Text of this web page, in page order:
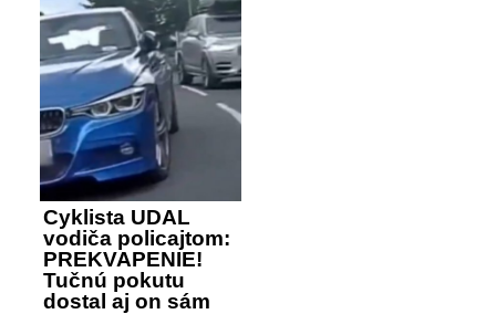
Cyklista UDAL
vodiča policajtom:
PREKVAPENIE!
Tučnú pokutu
dostal aj on sám